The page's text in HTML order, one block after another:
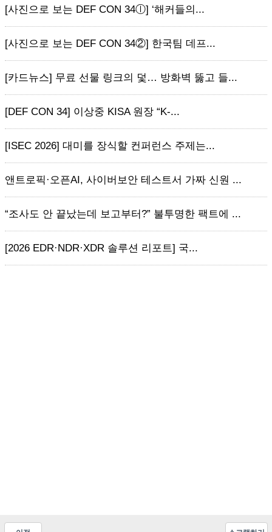
[사진으로 보는 DEF CON 34ⓛ] ‘해커들의...
[사진으로 보는 DEF CON 34②] 한국팀 데프...
[카드뉴스] 무료 선물 링크의 덫… 방화벽 뚫고 들...
[DEF CON 34] 이상중 KISA 원장 “K-...
[ISEC 2026] 대미를 장식할 컨퍼런스 주제는...
앤트로픽·오픈AI, 사이버보안 테스트서 가짜 신원 ...
“조사도 안 끝났는데 보고부터?” 불투명한 팩트에 ...
[2026 EDR·NDR·XDR 솔루션 리포트] 국...